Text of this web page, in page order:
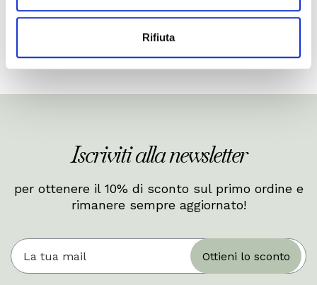
Rifiuta
Iscriviti alla newsletter
per ottenere il 10% di sconto sul primo ordine e
rimanere sempre aggiornato!
Ottieni lo sconto